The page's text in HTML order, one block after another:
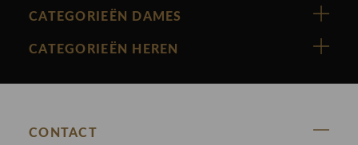
Vanguard
Cast Iron
CATEGORIEËN DAMES
Nieuw binnen
Blouses
CATEGORIEËN HEREN
Broeken
CONTACT